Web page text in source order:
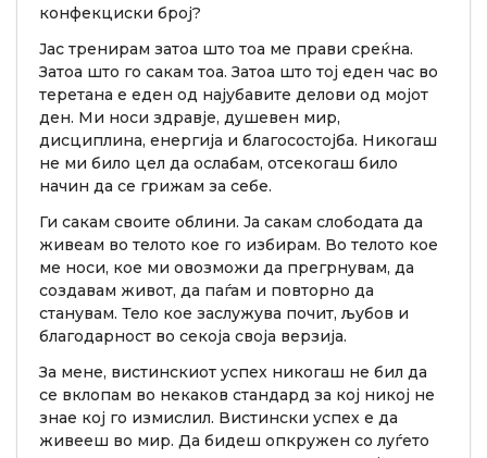
конфекциски број?
Јас тренирам затоа што тоа ме прави среќна.
Затоа што го сакам тоа. Затоа што тој еден час во
теретана е еден од најубавите делови од мојот
ден. Ми носи здравје, душевен мир,
дисциплина, енергија и благосостојба. Никогаш
не ми било цел да ослабам, отсекогаш било
начин да се грижам за себе.
Ги сакам своите облини. Ја сакам слободата да
живеам во телото кое го избирам. Во телото кое
ме носи, кое ми овозможи да прегрнувам, да
создавам живот, да паѓам и повторно да
станувам. Тело кое заслужува почит, љубов и
благодарност во секоја своја верзија.
За мене, вистинскиот успех никогаш не бил да
се вклопам во некаков стандард за кој никој не
знае кој го измислил. Вистински успех е да
живееш во мир. Да бидеш опкружен со луѓето